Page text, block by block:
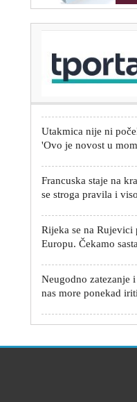
Žalgiris izjednačio
utakmici! Pogledajte
Utakmica nije ni
Francuska staje na
Rijeka se na
Neugodno
Propuštena prilika: